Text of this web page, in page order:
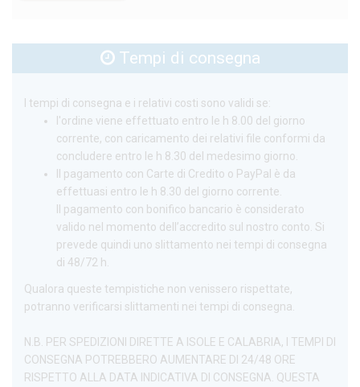
Tempi di consegna
I tempi di consegna e i relativi costi sono validi se:
l'ordine viene effettuato entro le h 8.00 del giorno
corrente, con caricamento dei relativi file conformi da
concludere entro le h 8.30 del medesimo giorno.
Il pagamento con Carte di Credito o PayPal è da
effettuasi entro le h 8.30 del giorno corrente.
Il pagamento con bonifico bancario è considerato
valido nel momento dell’accredito sul nostro conto. Si
prevede quindi uno slittamento nei tempi di consegna
di 48/72 h.
Qualora queste tempistiche non venissero rispettate,
potranno verificarsi slittamenti nei tempi di consegna.
N.B. PER SPEDIZIONI DIRETTE A ISOLE E CALABRIA, I TEMPI DI
CONSEGNA POTREBBERO AUMENTARE DI 24/48 ORE
RISPETTO ALLA DATA INDICATIVA DI CONSEGNA. QUESTA